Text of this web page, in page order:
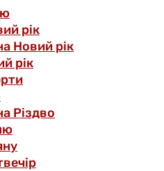
рік
Новий рік
рік
Різдво